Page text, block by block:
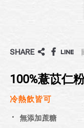
SHARE
100%薏苡仁
冷熱飲皆可
無添加蔗糖